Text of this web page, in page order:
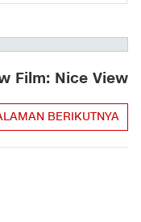
Film: Nice View
BERIKUTNYA